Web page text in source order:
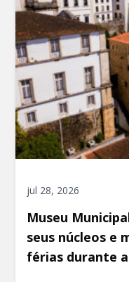
jul 28, 2026
Museu
seus núcleos e
férias durante